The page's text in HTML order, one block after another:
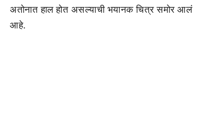
अतोनात हाल होत असल्याची भयानक चित्र समोर आलं
आहे.